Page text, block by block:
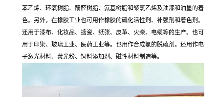
苯乙烯、环氧树脂、酚醛树脂、氨基树脂和聚氯乙烯及油漆和油墨的着
色。另外，在橡胶工业也可用作橡胶的硫化活性剂、补强剂和着色剂。
还用于漆布、化妆品、搪瓷、纸张、皮革、火柴、电缆等的生产。也可
用于印染、玻璃工业、医药工业等。也用作合成氨的脱硫剂。还用作电
子激光材料、荧光粉、饲料添加剂、磁性材料制造等。